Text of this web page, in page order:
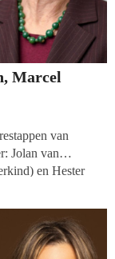
Marcel
van
Jolan van
en Hester